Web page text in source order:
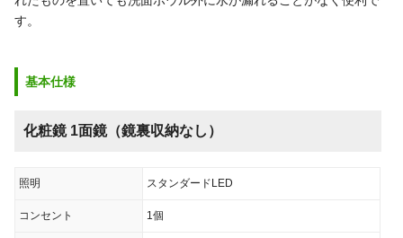
す。
基本仕様
化粧鏡 1面鏡（鏡裏収納なし）
照明 スタンダードLED
コンセント 1個